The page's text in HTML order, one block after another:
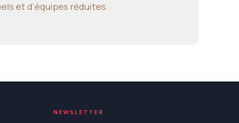
et d'équipes réduites.
NEWSLETTER